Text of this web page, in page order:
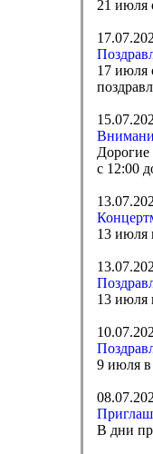
21 июля
17 июля
Дорогие
с 12:00
13 июля
13 июля
9 июля в
В дни